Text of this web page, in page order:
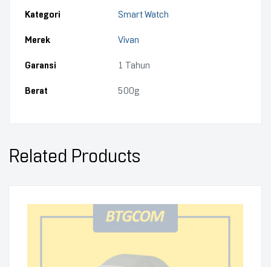
Kategori Smart Watch
Merek Vivan
Garansi 1 Tahun
Berat 500g
Related Products